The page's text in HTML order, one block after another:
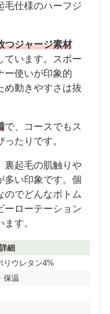
毛仕様のハーフジ
つジャージ素材
ています。スポー
ー使いが印象的
め動きやすさは抜
で、コースでもス
たりです。
裏起毛の肌触りや
多い印象です。個
のでどんなボトム
ーローテーション
す。
詳細
リウレタン4%
保温